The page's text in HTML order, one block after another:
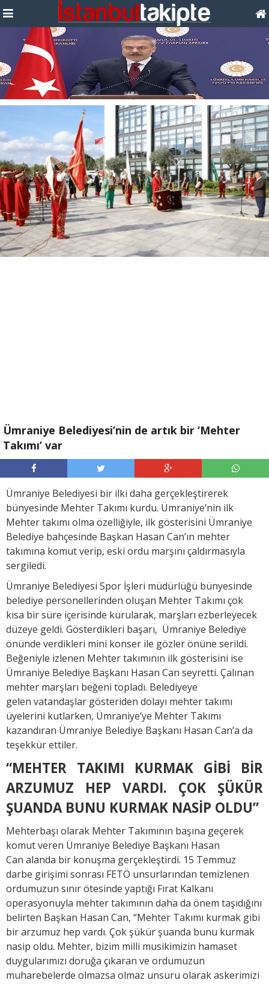
Ümraniye Belediyesi’nin de artık bir ‘Mehter
Takımı’ var
Ümraniye Belediyesi bir ilki daha gerçekleştirerek
bünyesinde Mehter Takımı kurdu. Ümraniye’nin ilk
Mehter takımı olma özelliğiyle, ilk gösterisini Ümraniye
Belediye bahçesinde Başkan Hasan Can’ın mehter
takımına komut verip, eski ordu marşını çaldırmasıyla
sergiledi.
Ümraniye Belediyesi Spor İşleri müdürlüğü bünyesinde
belediye personellerinden oluşan Mehter Takımı çok
kısa bir süre içerisinde kurularak, marşları ezberleyecek
düzeye geldi. Gösterdikleri başarı, Ümraniye Belediye
önünde verdikleri mini konser ile gözler önüne serildi.
Beğeniyle izlenen Mehter takımının ilk gösterisini ise
Ümraniye Belediye Başkanı Hasan Can seyretti. Çalınan
mehter marşları beğeni topladı. Belediyeye
gelen vatandaşlar gösteriden dolayı mehter takımı
üyelerini kutlarken, Ümraniye’ye Mehter Takımı
kazandıran Ümraniye Belediye Başkanı Hasan Can’a da
teşekkür ettiler.
“MEHTER TAKIMI KURMAK GİBİ BİR
ARZUMUZ HEP VARDI. ÇOK ŞÜKÜR
ŞUANDA BUNU KURMAK NASİP OLDU”
Mehterbaşı olarak Mehter Takımının başına geçerek
komut veren Ümraniye Belediye Başkanı Hasan
Can alanda bir konuşma gerçekleştirdi. 15 Temmuz
darbe girişimi sonrası FETÖ unsurlarından temizlenen
ordumuzun sınır ötesinde yaptığı Fırat Kalkanı
operasyonuyla mehter takımının daha da önem taşıdığını
belirten Başkan Hasan Can, “Mehter Takımı kurmak gibi
bir arzumuz hep vardı. Çok şükür şuanda bunu kurmak
nasip oldu. Mehter, bizim milli musikimizin hamaset
duygularımızı doruğa çıkaran ve ordumuzun
muharebelerde olmazsa olmaz unsuru olarak askerimizi